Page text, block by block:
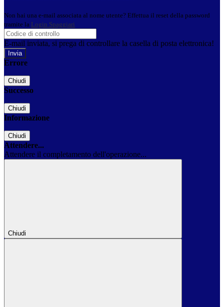
Non hai una e-mail associata al nome utente? Effettua il reset della password
tramite la Login Spaggiari
E-mail inviata, si prega di controllare la casella di posta elettronica!
Errore
Chiudi
Successo
Chiudi
Informazione
Chiudi
Attendere...
Attendere il completamento dell'operazione...
Chiudi